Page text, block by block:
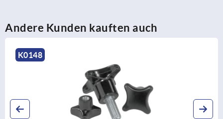
Andere Kunden kauften auch
K0148